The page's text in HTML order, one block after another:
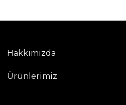
Hakkımızda
Ürünlerimiz